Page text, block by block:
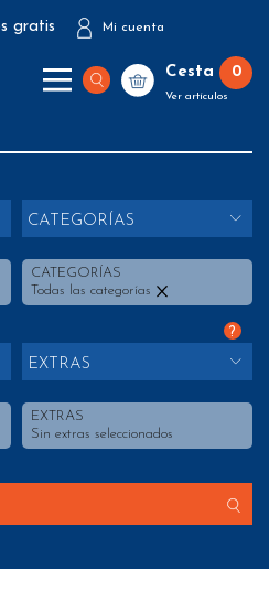
gratis Mi cuenta
Cesta 0
Ver artículos
CATEGORÍAS
CATEGORÍAS
Todas las categorías
?
EXTRAS
EXTRAS
Sin extras seleccionados